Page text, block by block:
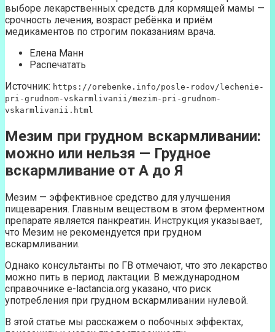
выборе лекарственных средств для кормящей мамы —
срочность лечения, возраст ребёнка и приём
медикаментов по строгим показаниям врача.
Елена Манн
Распечатать
Источник: https://orebenke.info/posle-rodov/lechenie-
pri-grudnom-vskarmlivanii/mezim-pri-grudnom-
vskarmlivanii.html
Мезим при грудном вскармливании:
можно или нельзя — Грудное
вскармливание от А до Я
Мезим — эффективное средство для улучшения
пищеварения. Главным веществом в этом ферментном
препарате является панкреатин. Инструкция указывает,
что Мезим не рекомендуется при грудном
вскармливании.
Однако консультанты по ГВ отмечают, что это лекарство
можно пить в период лактации. В международном
справочнике e-lactancia.org указано, что риск
употребления при грудном вскармливании нулевой.
В этой статье мы расскажем о побочных эффектах,